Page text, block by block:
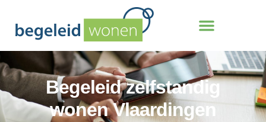
Begeleid zelfstandig
wonen Vlaardingen